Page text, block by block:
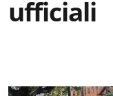
ufficiali